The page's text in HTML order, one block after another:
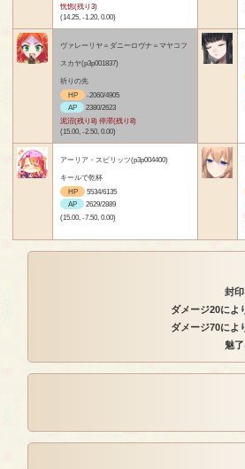
恍惚(残り3)
(14.25, -1.20, 0.00)
ヴァレーリヤ＝ダニーロヴナ＝マヤコフ
スカヤ(p3p001837)
祈りの先
HP
-2060/4905
AP
2380/2623
泥沼(残り8) 停滞(残り8)
(15.00, -2.50, 0.00)
アーリア・スピリッツ(p3p004400)
キールで乾杯
HP
5534/6135
AP
2629/2889
(15.00, -7.50, 0.00)
封
ダメージ20によ
ダメージ70によ
魅